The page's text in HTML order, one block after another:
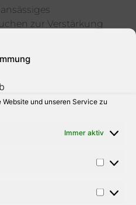
und unseren Service zu
Immer aktiv
zur Verstärkung
und
Vollzeit.
DÄCHER
weisen wie darauf